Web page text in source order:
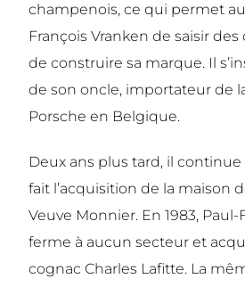
champenois, ce qui permet
François Vranken de saisir
de construire sa marque. Il
de son oncle, importateur de
Porsche en Belgique.
Deux ans plus tard, il
fait l’acquisition de la maison
Veuve Monnier. En 1983, Paul-
ferme à aucun secteur et
cognac Charles Lafitte. La